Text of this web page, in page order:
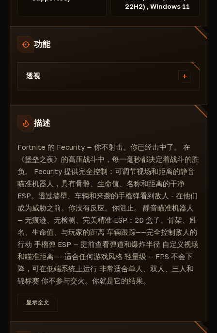
22H2) , Windows 11
功能
透视 +
球员ESP
距离
昵称
骷髅
瞄准机器人
静音瞄准机器人
2D盒子
视场角
距离瞄准机器人
描述
Fortnite 的 Fecurity — 你不射击。你已经击中了。 在
《堡垒之夜》的高压战斗中，每一毫秒都决定着战斗的胜
负。 Fecurity 提供完全控制：可调节视场和距离的静音
瞄准机器人，具有骨骼、生命值、名称和距离的干净
ESP。透过墙壁、车辆和来袭的手榴弹看到敌人 - 在他们
成为威胁之前。你没有反应。你阻止。 静音瞄准机器人
— 无痕迹、无检测、完美精准 ESP：2D 盒子、骨架、姓
名、生命值、与玩家的距离 车辆跟踪——完全控制敌人的
行动 手榴弹 ESP — 提前查看弹道和爆炸半径 自定义视场
和瞄准距离——适合任何游戏风格 轻量级 — FPS 不会下
降，可在低端系统上运行 非常适合单人、双人、三人和
锦标赛 你不参与交火。你就是它的结果。
显示全文